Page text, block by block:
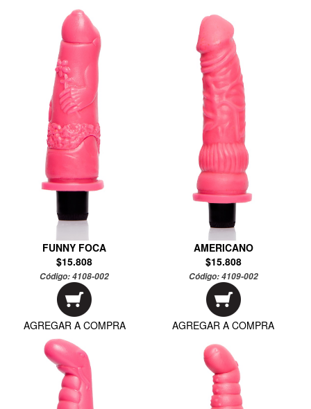
FUNNY FOCA
$15.808
Código:4108-002
AGREGAR A COMPRA
AMERICANO
$15.808
Código:4109-002
AGREGAR A COMPRA